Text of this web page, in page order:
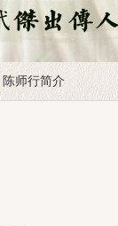
陈师行简介